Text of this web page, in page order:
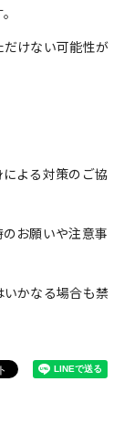
けない可能性が
よる対策のご協
お願いや注意事
かなる場合も禁